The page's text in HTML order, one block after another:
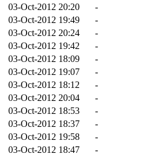
03-Oct-2012 20:20
-
03-Oct-2012 19:49
-
03-Oct-2012 20:24
-
03-Oct-2012 19:42
-
03-Oct-2012 18:09
-
03-Oct-2012 19:07
-
03-Oct-2012 18:12
-
03-Oct-2012 20:04
-
03-Oct-2012 18:53
-
03-Oct-2012 18:37
-
03-Oct-2012 19:58
-
03-Oct-2012 18:47
-